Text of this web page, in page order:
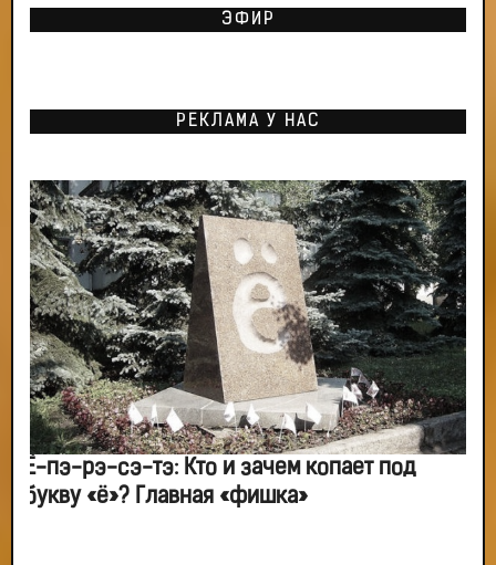
ЭФИР
РЕКЛАМА У НАС
Ё-пэ-рэ-сэ-тэ: Кто и зачем копает под
букву «ё»? Главная «фишка»